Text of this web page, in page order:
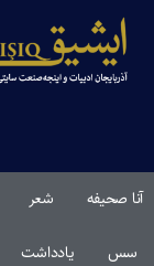
آنا صحیفه شعر
سس یادداشت